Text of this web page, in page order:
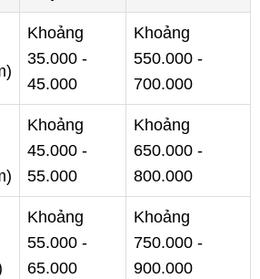
Khoảng
35.000 -
45.000
Khoảng
550.000 -
700.000
Khoảng
45.000 -
55.000
Khoảng
650.000 -
800.000
Khoảng
55.000 -
65.000
Khoảng
750.000 -
900.000